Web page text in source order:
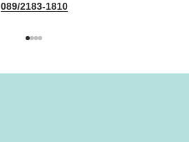
089/2183-1810